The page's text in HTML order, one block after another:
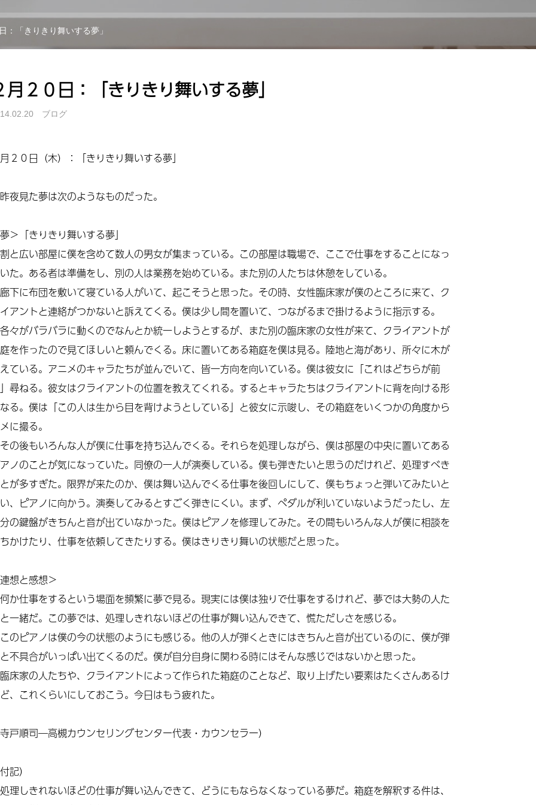
：「きりきり舞いする夢」
月２０日：「きりきり舞いする夢」
ブログ
２０日（木）：「きりきり舞いする夢」
見た夢は次のようなものだった。
＞「きりきり舞いする夢」
広い部屋に僕を含めて数人の男女が集まっている。この部屋は職場で、ここで仕事をすることになっ
た。ある者は準備をし、別の人は業務を始めている。また別の人たちは休憩をしている。
に布団を敷いて寝ている人がいて、起こそうと思った。その時、女性臨床家が僕のところに来て、ク
アントと連絡がつかないと訴えてくる。僕は少し間を置いて、つながるまで掛けるように指示する。
がバラバラに動くのでなんとか統一しようとするが、また別の臨床家の女性が来て、クライアントが
を作ったので見てほしいと頼んでくる。床に置いてある箱庭を僕は見る。陸地と海があり、所々に木が
ている。アニメのキャラたちが並んでいて、皆一方向を向いている。僕は彼女に「これはどちらが前
尋ねる。彼女はクライアントの位置を教えてくれる。するとキャラたちはクライアントに背を向ける形
る。僕は「この人は生から目を背けようとしている」と彼女に示唆し、その箱庭をいくつかの角度から
に撮る。
後もいろんな人が僕に仕事を持ち込んでくる。それらを処理しながら、僕は部屋の中央に置いてある
ノのことが気になっていた。同僚の一人が演奏している。僕も弾きたいと思うのだけれど、処理すべき
が多すぎた。限界が来たのか、僕は舞い込んでくる仕事を後回しにして、僕もちょっと弾いてみたいと
、ピアノに向かう。演奏してみるとすごく弾きにくい。まず、ペダルが利いていないようだったし、左
の鍵盤がきちんと音が出ていなかった。僕はピアノを修理してみた。その間もいろんな人が僕に相談を
かけたり、仕事を依頼してきたりする。僕はきりきり舞いの状態だと思った。
想と感想＞
仕事をするという場面を頻繁に夢で見る。現実には僕は独りで仕事をするけれど、夢では大勢の人た
一緒だ。この夢では、処理しきれないほどの仕事が舞い込んできて、慌ただしさを感じる。
ピアノは僕の今の状態のようにも感じる。他の人が弾くときにはきちんと音が出ているのに、僕が弾
不具合がいっぱい出てくるのだ。僕が自分自身に関わる時にはそんな感じではないかと思った。
家の人たちや、クライアントによって作られた箱庭のことなど、取り上げたい要素はたくさんあるけ
、これくらいにしておこう。今日はもう疲れた。
戸順司―高槻カウンセリングセンター代表・カウンセラー）
記）
しきれないほどの仕事が舞い込んできて、どうにもならなくなっている夢だ。箱庭を解釈する件は、